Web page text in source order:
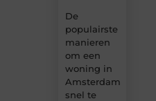
De
populairste
manieren
om een
woning in
Amsterdam
snel te